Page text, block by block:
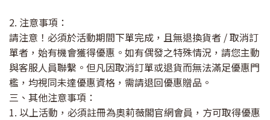
2. 注意事項：
請注意！必須於活動期間下單完成，且無退換貨者 / 取消訂
單者，始有機會獲得優惠。如有偶發之特殊情況，請您主動
與客服人員聯繫。但凡因取消訂單或退貨而無法滿足優惠門
檻，均視同未達優惠資格，需請退回優惠贈品。
三、其他注意事項：
1. 以上活動，必須註冊為奧莉薇閣官網會員，方可取得優惠